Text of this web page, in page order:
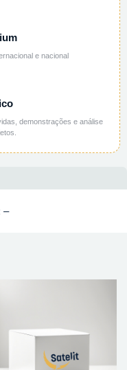
e nacional
demonstrações e análise
–